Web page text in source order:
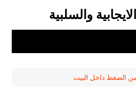
والسلبية
الضغط داخل البيت